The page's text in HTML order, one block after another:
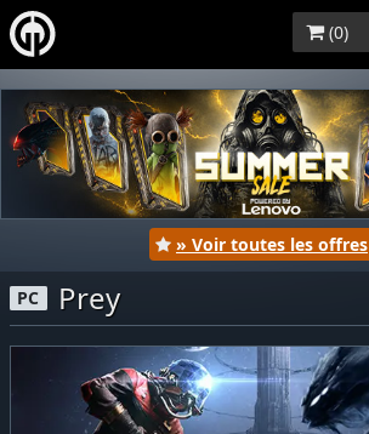
(0)
» Voir toutes les offres
PC Prey